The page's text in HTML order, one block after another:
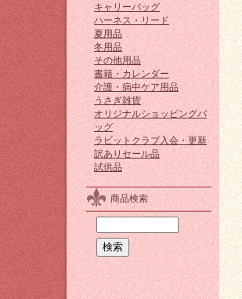
キャリーバッグ
ハーネス・リード
夏用品
冬用品
その他用品
書籍・カレンダー
介護・病中ケア用品
うさぎ雑貨
オリジナルショッピングバ
ッグ
ラビットクラブ入会・更新
訳ありセール品
試供品
商品検索